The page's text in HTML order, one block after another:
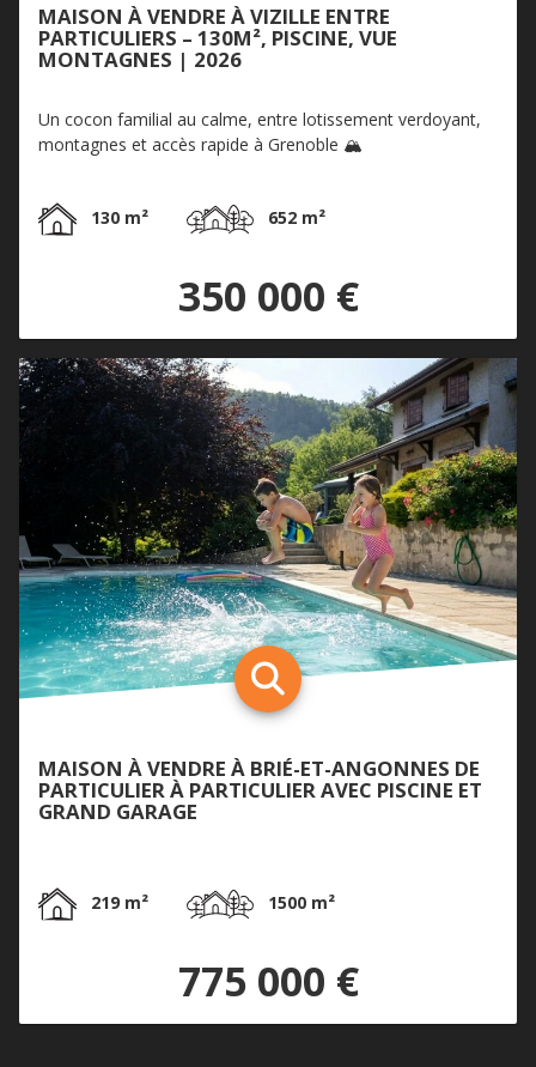
MAISON À VENDRE À VIZILLE ENTRE
PARTICULIERS – 130M², PISCINE, VUE
MONTAGNES | 2026
Un cocon familial au calme, entre lotissement verdoyant,
montagnes et accès rapide à Grenoble 🏔️
130 m² 652 m²
350 000 €
MAISON À VENDRE À BRIÉ-ET-ANGONNES DE
PARTICULIER À PARTICULIER AVEC PISCINE ET
GRAND GARAGE
219 m² 1500 m²
775 000 €